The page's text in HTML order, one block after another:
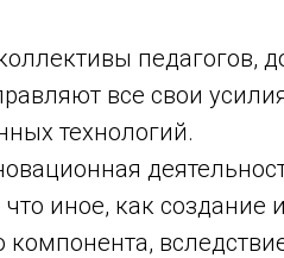
педагогов,
все свои
технологий.
что иное, как